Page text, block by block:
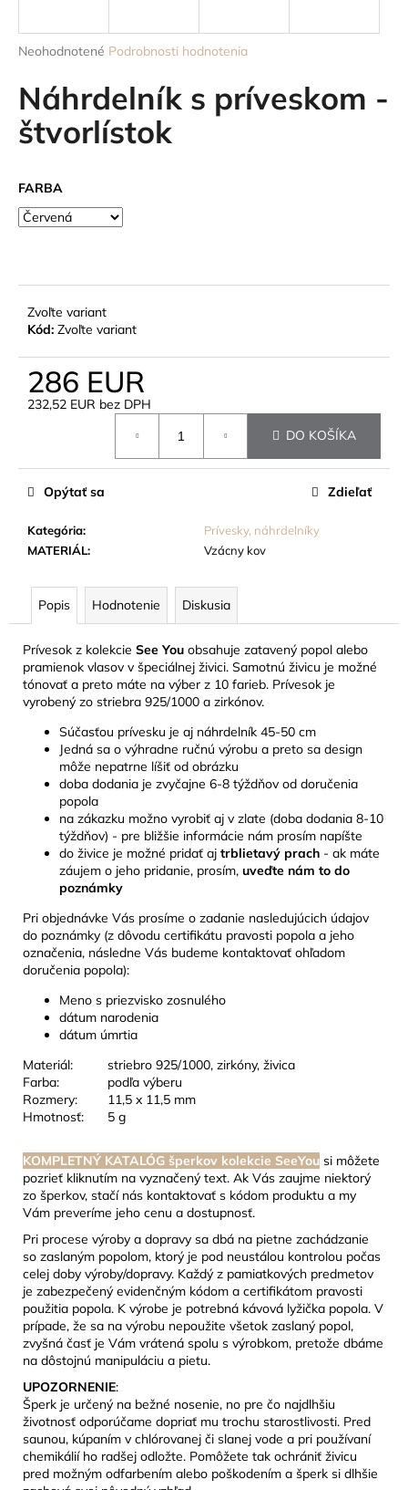
Priemerné
produktu
je
0,0
z
Neohodnotené Podrobnosti hodnotenia
Náhrdelník s príveskom -
štvorlístok
FARBA
Zvoľte variant
Kód: Zvoľte variant
286 EUR
232,52 EUR bez DPH
DO KOŠÍKA
Kategória:
Prívesky, náhrdelníky
MATERIÁL: Vzácny kov
Opýtať sa Zdieľať
Popis Hodnotenie Diskusia
Prívesok z kolekcie See You obsahuje zatavený popol alebo
pramienok vlasov v špeciálnej živici. Samotnú živicu je možné
tónovať a preto máte na výber z 10 farieb. Prívesok je
vyrobený zo striebra 925/1000 a zirkónov.
Súčasťou prívesku je aj náhrdelník 45-50 cm
Jedná sa o výhradne ručnú výrobu a preto sa design
môže nepatrne líšiť od obrázku
doba dodania je zvyčajne 6-8 týždňov od doručenia
popola
na zákazku možno vyrobiť aj v zlate (doba dodania 8-10
týždňov) - pre bližšie informácie nám prosím napíšte
do živice je možné pridať aj trblietavý prach - ak máte
záujem o jeho pridanie, prosím, uveďte nám to do
poznámky
Pri objednávke Vás prosíme o zadanie nasledujúcich údajov
do poznámky (z dôvodu certifikátu pravosti popola a jeho
označenia, následne Vás budeme kontaktovať ohľadom
doručenia popola):
Meno s priezvisko zosnulého
dátum narodenia
dátum úmrtia
Materiál:
striebro 925/1000, zirkóny, živica
Farba:
podľa výberu
Rozmery:
11,5 x 11,5 mm
Hmotnosť:
5 g
KOMPLETNÝ KATALÓG šperkov kolekcie SeeYou si môžete
pozrieť kliknutím na vyznačený text. Ak Vás zaujme niektorý
zo šperkov, stačí nás kontaktovať s kódom produktu a my
Vám preveríme jeho cenu a dostupnosť.
Pri procese výroby a dopravy sa dbá na pietne zachádzanie
so zaslaným popolom, ktorý je pod neustálou kontrolou počas
celej doby výroby/dopravy. Každý z pamiatkových predmetov
je zabezpečený evidenčným kódom a certifikátom pravosti
použitia popola. K výrobe je potrebná kávová lyžička popola. V
prípade, že sa na výrobu nepoužite všetok zaslaný popol,
zvyšná časť je Vám vrátená spolu s výrobkom, pretože dbáme
na dôstojnú manipuláciu a pietu.
UPOZORNENIE:
Šperk je určený na bežné nosenie, no pre čo najdlhšiu
životnosť odporúčame dopriať mu trochu starostlivosti. Pred
saunou, kúpaním v chlórovanej či slanej vode a pri používaní
chemikálií ho radšej odložte. Pomôžete tak ochrániť živicu
pred možným odfarbením alebo poškodením a šperk si dlhšie
j
ť
?
HĽADAŤ
O
d
p
o
e
ZNAK
SMÚTKU
BROŠŇA
TVARE
STUHY
3
EUR